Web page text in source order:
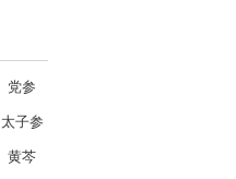
党参
太子参
黄芩